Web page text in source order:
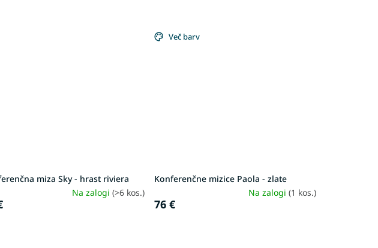
miza Sky - hrast riviera
Na zalogi (>6 kos.)
Več barv
Konferenčne mizice Paola - zlate
Na zalogi (1 kos.)
76 €